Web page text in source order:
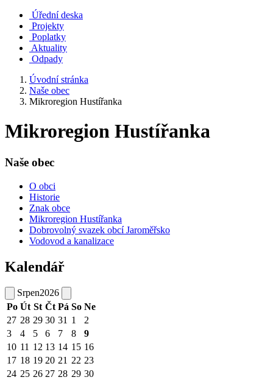
Úřední deska
Projekty
Poplatky
Aktuality
Odpady
Úvodní stránka
Naše obec
Mikroregion Hustířanka
Mikroregion Hustířanka
Naše obec
O obci
Historie
Znak obce
Mikroregion Hustířanka
Dobrovolný svazek obcí Jaroměřsko
Vodovod a kanalizace
Kalendář
Srpen2026
Po Út St Čt Pá So Ne
27 28 29 30 31 1
2
3
4 5 6 7 8
9
10 11 12 13 14 15 16
17 18 19 20 21 22 23
24 25 26 27 28 29 30